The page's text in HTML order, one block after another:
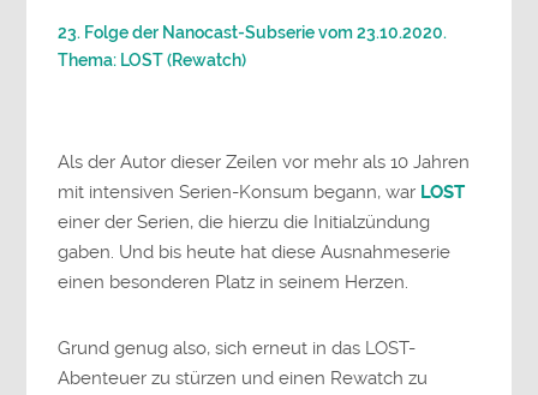
23. Folge der Nanocast-Subserie vom 23.10.2020.
Thema: LOST (Rewatch)
Als der Autor dieser Zeilen vor mehr als 10 Jahren
mit intensiven Serien-Konsum begann, war LOST
einer der Serien, die hierzu die Initialzündung
gaben. Und bis heute hat diese Ausnahmeserie
einen besonderen Platz in seinem Herzen.
Grund genug also, sich erneut in das LOST-
Abenteuer zu stürzen und einen Rewatch zu